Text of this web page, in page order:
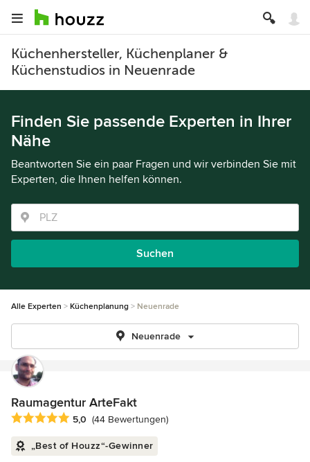
Küchenhersteller, Küchenplaner &
Küchenstudios in Neuenrade
Finden Sie passende Experten in Ihrer
Nähe
Beantworten Sie ein paar Fragen und wir verbinden Sie mit
Experten, die Ihnen helfen können.
Suchen
Alle Experten Küchenplanung Neuenrade
Neuenrade
Raumagentur ArteFakt
Durchschnittliche Bewertung: 5 von 5 Sternen
5,0 (44 Bewertungen)
„Best of Houzz“-Gewinner